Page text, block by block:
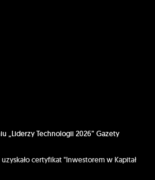
„Liderzy Technologii 2026” Gazety
certyfikat "Inwestorem w Kapitał